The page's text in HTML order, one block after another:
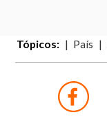
Tópicos: País